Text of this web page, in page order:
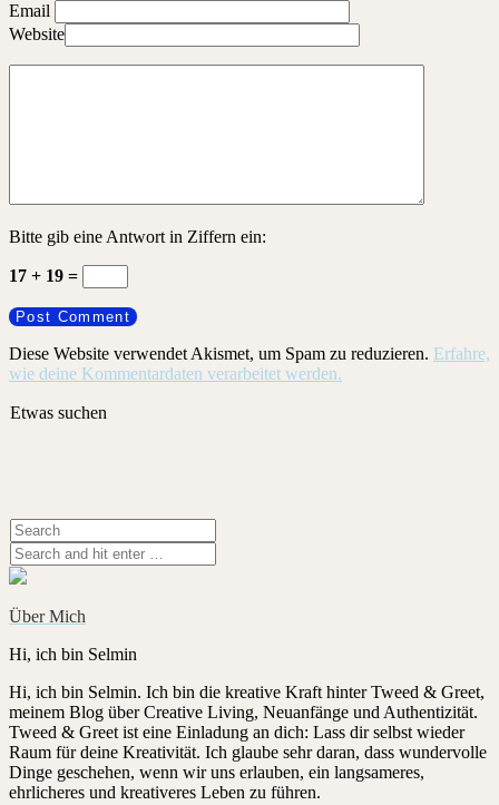
Email
Website
Bitte gib eine Antwort in Ziffern ein:
17 + 19 =
Diese Website verwendet Akismet, um Spam zu reduzieren. Erfahre,
wie deine Kommentardaten verarbeitet werden.
Etwas suchen
Über Mich
Hi, ich bin Selmin
Hi, ich bin Selmin. Ich bin die kreative Kraft hinter Tweed & Greet,
meinem Blog über Creative Living, Neuanfänge und Authentizität.
Tweed & Greet ist eine Einladung an dich: Lass dir selbst wieder
Raum für deine Kreativität. Ich glaube sehr daran, dass wundervolle
Dinge geschehen, wenn wir uns erlauben, ein langsameres,
ehrlicheres und kreativeres Leben zu führen.